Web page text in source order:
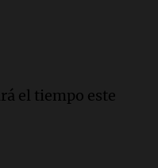
sobre asma
en SUBE y
en Buenos
el tiempo este